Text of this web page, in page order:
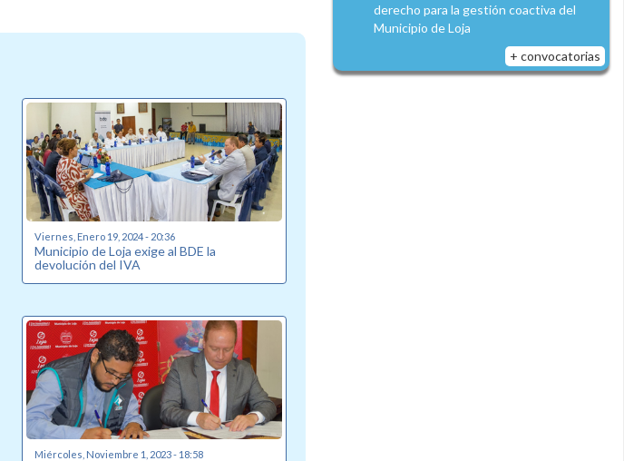
Viernes, Enero 19, 2024 - 20:36
Municipio de Loja exige al BDE la
devolución del IVA
Miércoles, Noviembre 1, 2023 - 18:58
derecho para la gestión coactiva del
Municipio de Loja
+ convocatorias